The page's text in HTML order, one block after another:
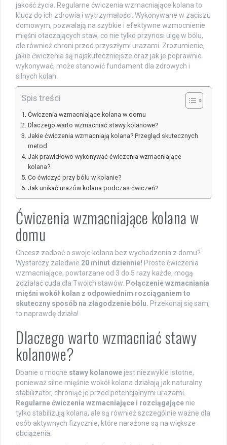
jakość życia. Regularne ćwiczenia wzmacniające kolana to
klucz do ich zdrowia i wytrzymałości. Wykonywane w zaciszu
domowym, pozwalają na szybkie i efektywne wzmocnienie
mięśni otaczających staw, co nie tylko przynosi ulgę w bólu,
ale również chroni przed przyszłymi urazami. Zrozumienie,
jakie ćwiczenia są najskuteczniejsze oraz jak je poprawnie
wykonywać, może stanowić fundament dla zdrowych i
silnych kolan.
Spis treści
Ćwiczenia wzmacniające kolana w domu
Dlaczego warto wzmacniać stawy kolanowe?
Jakie ćwiczenia wzmacniają kolana? Przegląd skutecznych
metod
Jak prawidłowo wykonywać ćwiczenia wzmacniające
kolana?
Co ćwiczyć przy bólu w kolanie?
Jak unikać urazów kolana podczas ćwiczeń?
Ćwiczenia wzmacniające kolana w
domu
Chcesz zadbać o swoje kolana bez wychodzenia z domu?
Wystarczy zaledwie 20 minut dziennie! Proste ćwiczenia
wzmacniające, powtarzane od 3 do 5 razy każde, mogą
zdziałać cuda dla Twoich stawów. Połączenie wzmacniania
mięśni wokół kolan z odpowiednim rozciąganiem to
skuteczny sposób na złagodzenie bólu. Przekonaj się sam,
to naprawdę działa!
Dlaczego warto wzmacniać stawy
kolanowe?
Dbanie o mocne stawy kolanowe jest niezwykle istotne,
ponieważ silne mięśnie wokół kolana działają jak naturalny
stabilizator, chroniąc je przed potencjalnymi urazami.
Regularne ćwiczenia wzmacniające i rozciągające nie
tylko stabilizują kolana, ale są również szczególnie ważne dla
osób aktywnych fizycznie, które narażone są na większe
obciążenia.